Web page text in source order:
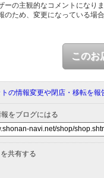
の主観的なコメントになりま
のため、変更になっている場
このお
の情報変更や閉店・移転を報
をブログにはる
共有する